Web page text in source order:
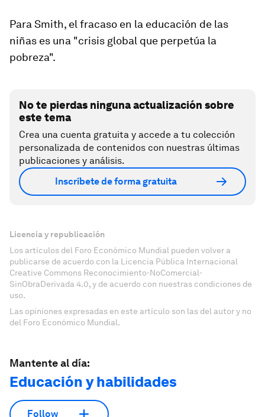
Para Smith, el fracaso en la educación de las
niñas es una "crisis global que perpetúa la
pobreza".
No te pierdas ninguna actualización sobre
este tema
Crea una cuenta gratuita y accede a tu colección
personalizada de contenidos con nuestras últimas
publicaciones y análisis.
Inscríbete de forma gratuita
Licencia y republicación
Los artículos del Foro Económico Mundial pueden volver a
publicarse de acuerdo con la Licencia Pública Internacional
Creative Commons Reconocimiento-NoComercial-
SinObraDerivada 4.0, y de acuerdo con nuestras condiciones de
uso.
Las opiniones expresadas en este artículo son las del autor y no
del Foro Económico Mundial.
Mantente al día:
Educación y habilidades
Follow